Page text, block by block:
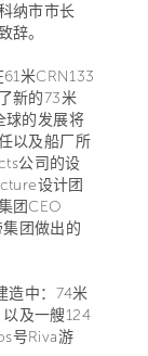
纳市市长
辞。
米CRN133
新的73米
球的发展将
以及船厂所
公司的设
设计团
团CEO
团做出的
造中：74米
及一艘124
号Riva游